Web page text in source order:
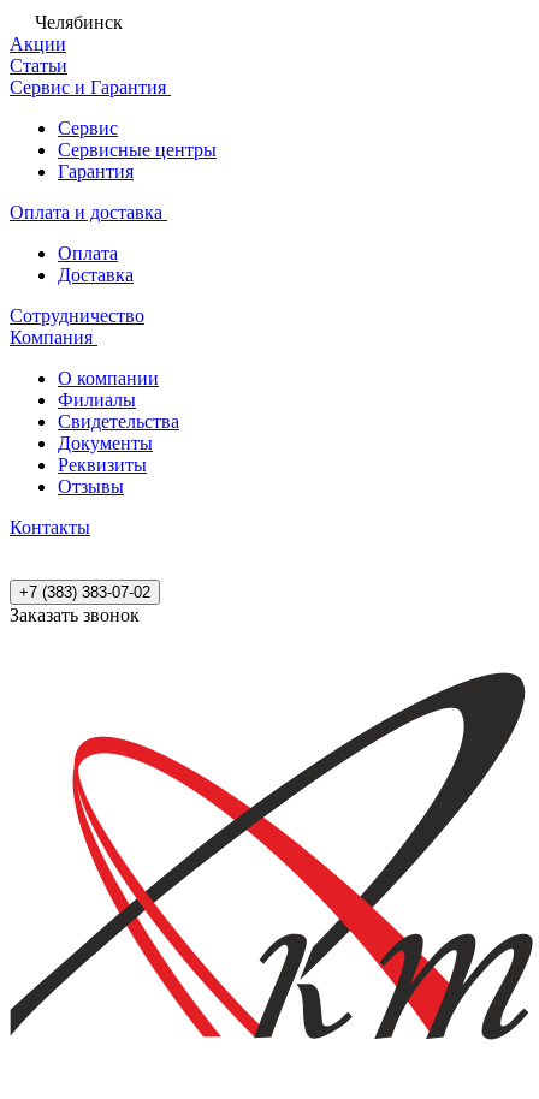
Челябинск
Акции
Статьи
Сервис и Гарантия
Сервис
Сервисные центры
Гарантия
Оплата и доставка
Оплата
Доставка
Сотрудничество
Компания
О компании
Филиалы
Свидетельства
Документы
Реквизиты
Отзывы
Контакты
+7 (383) 383-07-02
Заказать звонок